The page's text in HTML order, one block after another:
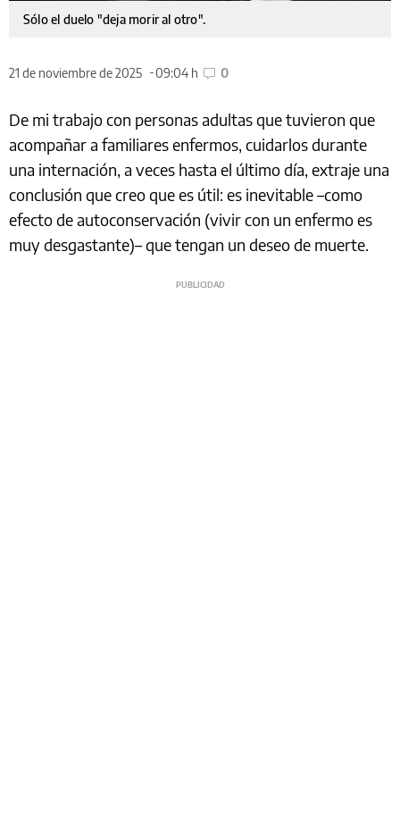
Sólo el duelo "deja morir al otro".
21 de noviembre de 2025 09:04 h 0
De mi trabajo con personas adultas que tuvieron que
acompañar a familiares enfermos, cuidarlos durante
una internación, a veces hasta el último día, extraje una
conclusión que creo que es útil: es inevitable –como
efecto de autoconservación (vivir con un enfermo es
muy desgastante)– que tengan un deseo de muerte.